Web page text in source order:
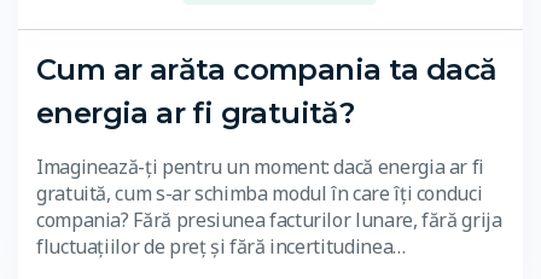
Cum ar arăta compania ta dacă
energia ar fi gratuită?
Imaginează-ți pentru un moment: dacă energia ar fi
gratuită, cum s-ar schimba modul în care îți conduci
compania? Fără presiunea facturilor lunare, fără grija
fluctuațiilor de preț și fără incertitudinea…